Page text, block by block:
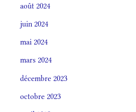
août 2024
juin 2024
mai 2024
mars 2024
décembre 2023
octobre 2023